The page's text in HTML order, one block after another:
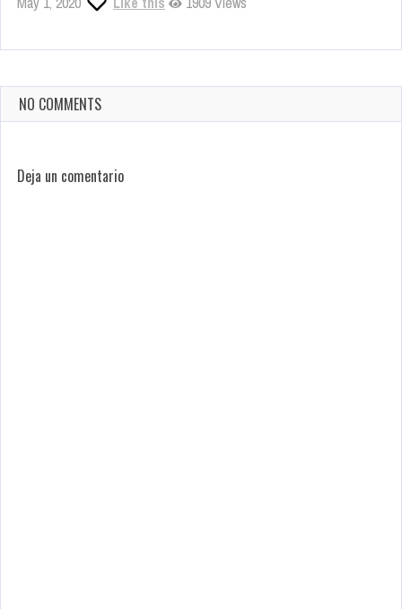
NO COMMENTS
Deja un comentario